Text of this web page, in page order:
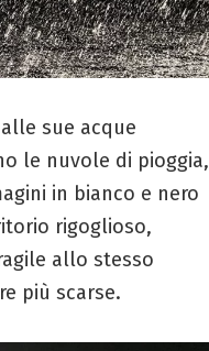
sue acque
le nuvole di pioggia,
in bianco e nero
rigoglioso,
allo stesso
più scarse.